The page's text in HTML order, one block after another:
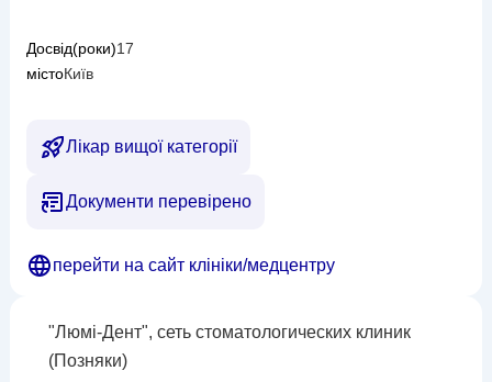
Досвід(роки)17
містоКиїв
Лікар вищої категорії
Документи перевірено
перейти на сайт клініки/медцентру
"Люмі-Дент", сеть стоматологических клиник
(Позняки)